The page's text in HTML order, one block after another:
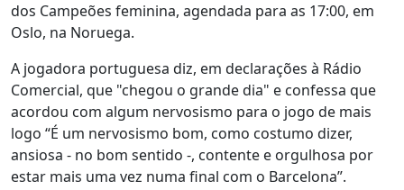
dos Campeões feminina, agendada para as 17:00, em
Oslo, na Noruega.
A jogadora portuguesa diz, em declarações à Rádio
Comercial, que "chegou o grande dia" e confessa que
acordou com algum nervosismo para o jogo de mais
logo “É um nervosismo bom, como costumo dizer,
ansiosa - no bom sentido -, contente e orgulhosa por
estar mais uma vez numa final com o Barcelona”.